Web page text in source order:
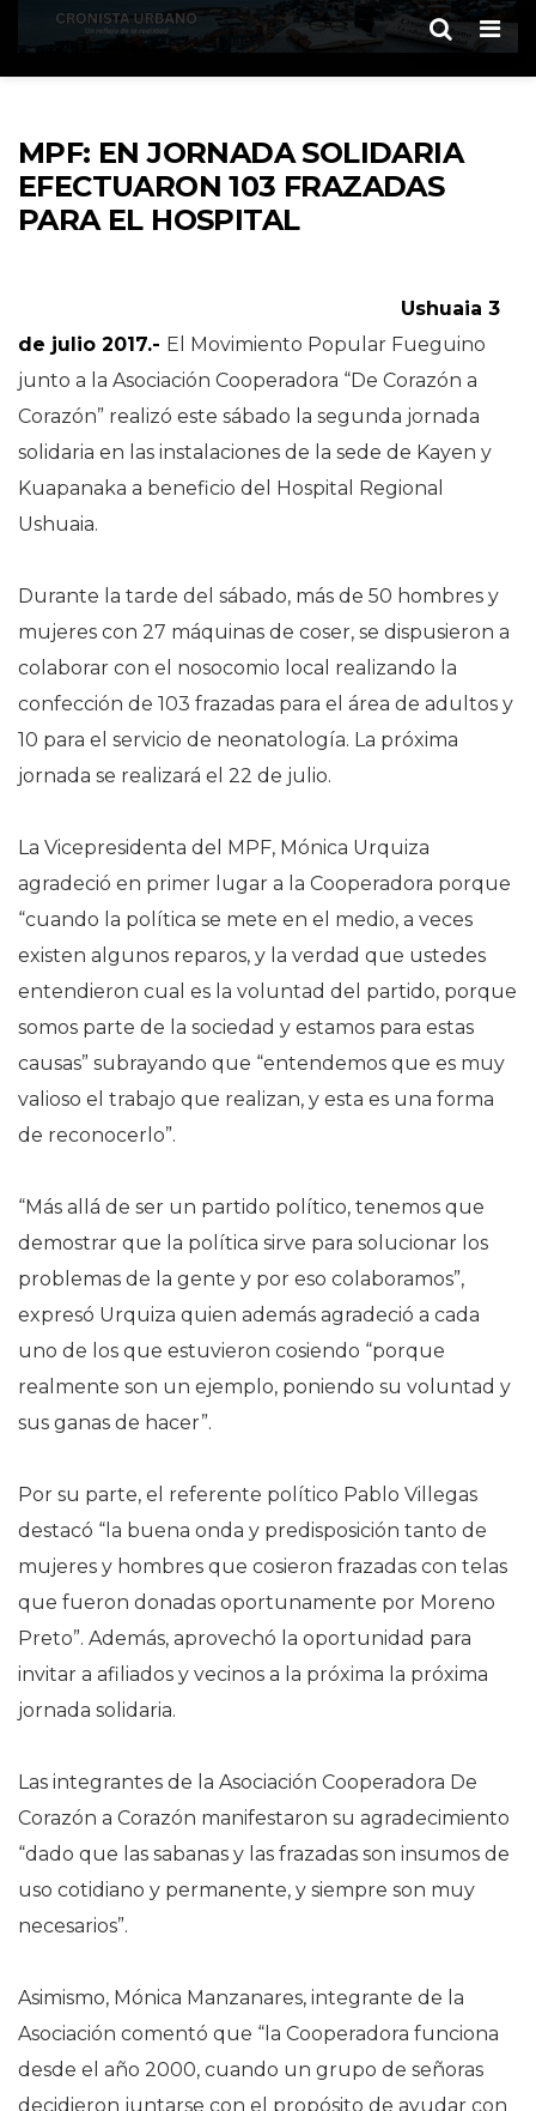
MPF: EN JORNADA SOLIDARIA
EFECTUARON 103 FRAZADAS
PARA EL HOSPITAL
Ushuaia 3
de julio 2017.- El Movimiento Popular Fueguino
junto a la Asociación Cooperadora “De Corazón a
Corazón” realizó este sábado la segunda jornada
solidaria en las instalaciones de la sede de Kayen y
Kuapanaka a beneficio del Hospital Regional
Ushuaia.
Durante la tarde del sábado, más de 50 hombres y
mujeres con 27 máquinas de coser, se dispusieron a
colaborar con el nosocomio local realizando la
confección de 103 frazadas para el área de adultos y
10 para el servicio de neonatología. La próxima
jornada se realizará el 22 de julio.
La Vicepresidenta del MPF, Mónica Urquiza
agradeció en primer lugar a la Cooperadora porque
“cuando la política se mete en el medio, a veces
existen algunos reparos, y la verdad que ustedes
entendieron cual es la voluntad del partido, porque
somos parte de la sociedad y estamos para estas
causas” subrayando que “entendemos que es muy
valioso el trabajo que realizan, y esta es una forma
de reconocerlo”.
“Más allá de ser un partido político, tenemos que
demostrar que la política sirve para solucionar los
problemas de la gente y por eso colaboramos”,
expresó Urquiza quien además agradeció a cada
uno de los que estuvieron cosiendo “porque
realmente son un ejemplo, poniendo su voluntad y
sus ganas de hacer”.
Por su parte, el referente político Pablo Villegas
destacó “la buena onda y predisposición tanto de
mujeres y hombres que cosieron frazadas con telas
que fueron donadas oportunamente por Moreno
Preto”. Además, aprovechó la oportunidad para
invitar a afiliados y vecinos a la próxima la próxima
jornada solidaria.
Las integrantes de la Asociación Cooperadora De
Corazón a Corazón manifestaron su agradecimiento
“dado que las sabanas y las frazadas son insumos de
uso cotidiano y permanente, y siempre son muy
necesarios”.
Asimismo, Mónica Manzanares, integrante de la
Asociación comentó que “la Cooperadora funciona
desde el año 2000, cuando un grupo de señoras
decidieron juntarse con el propósito de ayudar con